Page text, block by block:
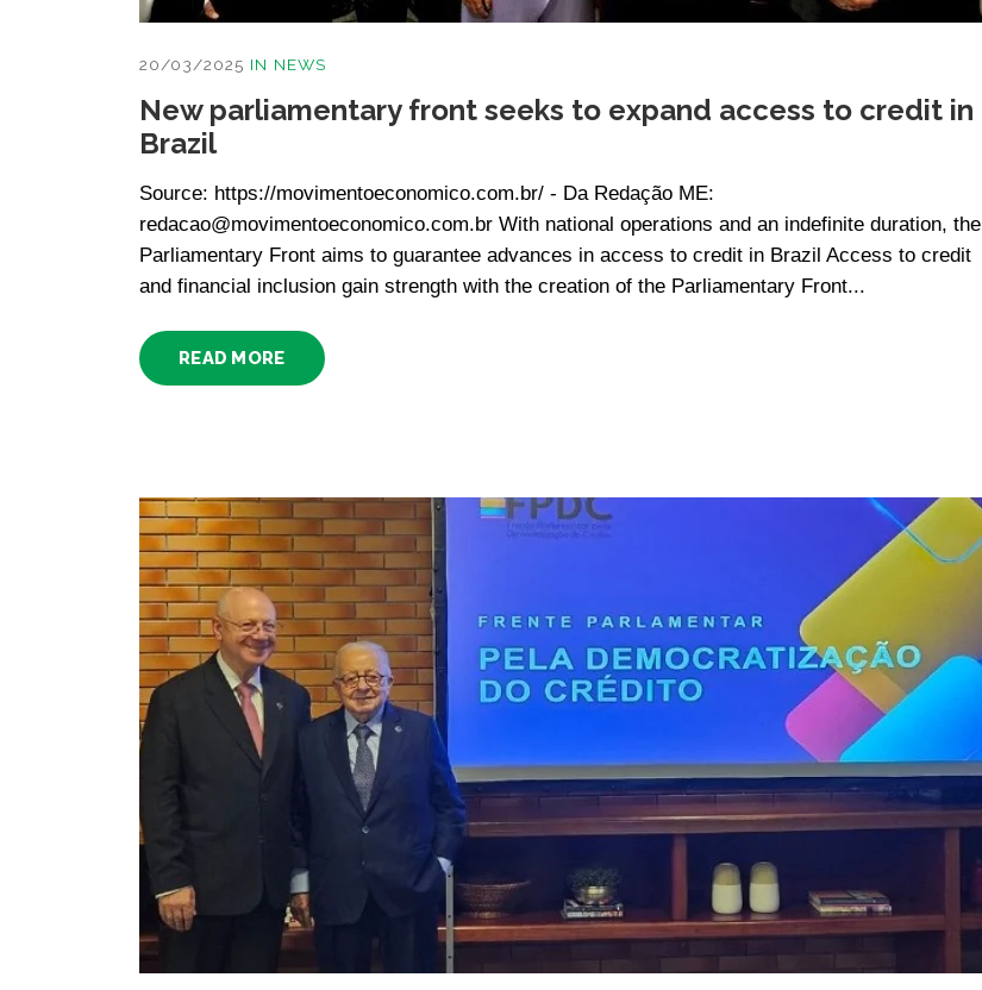
20/03/2025 IN NEWS
New parliamentary front seeks to expand access to credit in
Brazil
Source: https://movimentoeconomico.com.br/ - Da Redação ME:
redacao@movimentoeconomico.com.br With national operations and an indefinite duration, the
Parliamentary Front aims to guarantee advances in access to credit in Brazil Access to credit
and financial inclusion gain strength with the creation of the Parliamentary Front...
READ MORE